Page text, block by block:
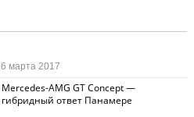
Mercedes-AMG GT Concept —
гибридный ответ Панамере
6 марта 2017